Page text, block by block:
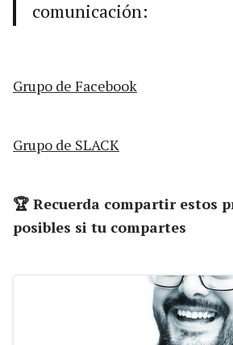
comunicación:
Grupo de Facebook
Grupo de SLACK
🏆 Recuerda compartir estos
posibles si tu compartes